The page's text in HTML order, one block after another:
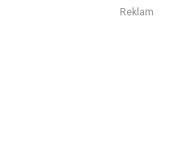
Reklam